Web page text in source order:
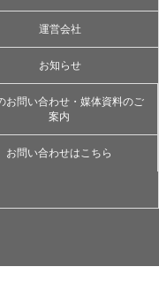
運営会社
お知らせ
お問い合わせ・媒体資料のご
案内
お問い合わせはこちら